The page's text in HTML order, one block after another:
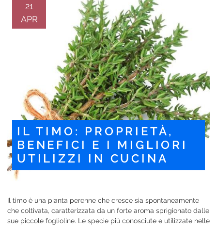
21
APR
IL TIMO: PROPRIETÀ,
BENEFICI E I MIGLIORI
UTILIZZI IN CUCINA
Il timo è una pianta perenne che cresce sia spontaneamente
che coltivata, caratterizzata da un forte aroma sprigionato dalle
sue piccole foglioline. Le specie più conosciute e utilizzate nelle